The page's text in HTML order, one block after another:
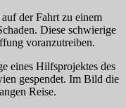
der Fahrt zu einem
Diese schwierige
voranzutreiben.
eines Hilfsprojektes des
gespendet. Im Bild die
Reise.